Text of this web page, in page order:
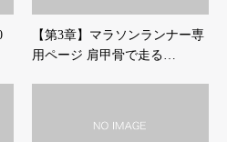
【第3章】マラソンランナー専
用ページ 肩甲骨で走る…